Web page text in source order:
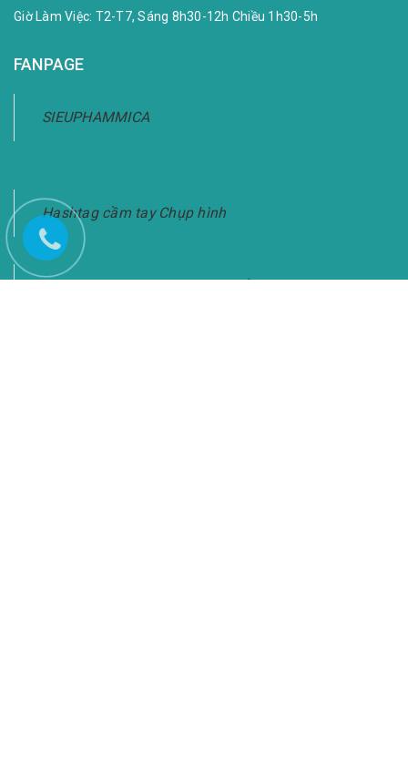
Giờ Làm Việc: T2-T7, Sáng 8h30-12h Chiều 1h30-5h
FANPAGE
SIEUPHAMMICA
Hashtag cầm tay Chụp hình